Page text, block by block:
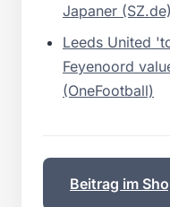
Japaner (SZ.de)
Leeds United
Feyenoord
(OneFootball)
Beitrag im